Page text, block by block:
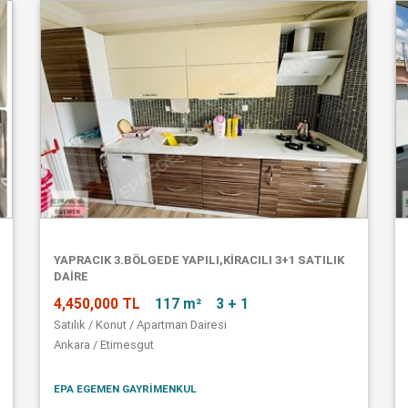
YAPRACIK 3.BÖLGEDE YAPILI,KİRACILI 3+1 SATILIK
DAİRE
4,450,000 TL 117 m² 3 + 1
Satılık / Konut / Apartman Dairesi
Ankara / Etimesgut
EPA EGEMEN GAYRİMENKUL